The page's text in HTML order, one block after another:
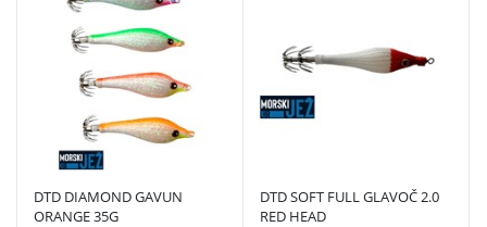
DTD DIAMOND GAVUN
ORANGE 35G
DTD SOFT FULL GLAVOČ 2.0
RED HEAD